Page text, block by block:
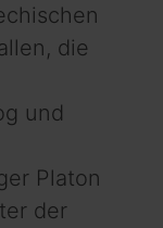
die
und
Platon
der